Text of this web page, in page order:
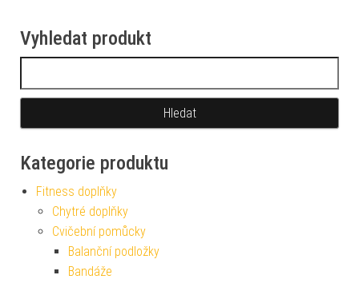
Vyhledat produkt
Kategorie produktu
Fitness doplňky
Chytré doplňky
Cvičební pomůcky
Balanční podložky
Bandáže